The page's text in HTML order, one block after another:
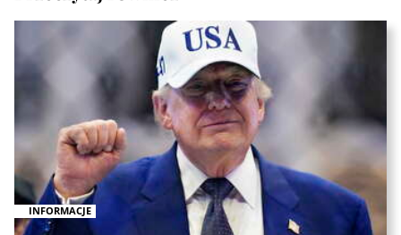
INFORMACJE